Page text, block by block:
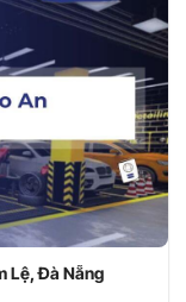
Lệ, Đà Nẵng